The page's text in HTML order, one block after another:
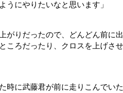
うにやりたいなと思います」
がりだったので、どんどん前
ころだったり、クロスを上げ
時に武藤君が前に走りこんで